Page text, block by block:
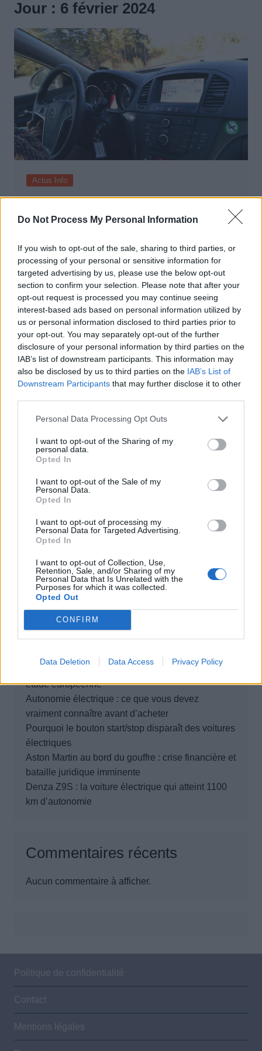
Do Not Process My Personal Information
If you wish to opt-out of the sale, sharing to third parties, or
processing of your personal or sensitive information for
targeted advertising by us, please use the below opt-out
section to confirm your selection. Please note that after your
opt-out request is processed you may continue seeing
interest-based ads based on personal information utilized by
us or personal information disclosed to third parties prior to
your opt-out. You may separately opt-out of the further
disclosure of your personal information by third parties on the
IAB’s list of downstream participants. This information may
also be disclosed by us to third parties on the IAB’s List of
Downstream Participants that may further disclose it to other
Personal Data Processing Opt Outs
I want to opt-out of the Sharing of my
personal data.
Opted In
I want to opt-out of the Sale of my
Personal Data.
Opted In
I want to opt-out of processing my
Personal Data for Targeted Advertising.
Opted In
I want to opt-out of Collection, Use,
Retention, Sale, and/or Sharing of my
Personal Data that Is Unrelated with the
Purposes for which it was collected.
Opted Out
CONFIRM
Data Deletion Data Access Privacy Policy
Jour : 6 février 2024
Actus Info
: Ce que personne ne vous dit !
Actus Info
Le fléau des distractions au volant
Auto Pour Vous
Rechercher
Articles récents
étude européenne
Autonomie électrique : ce que vous devez
vraiment connaître avant d’acheter
Pourquoi le bouton start/stop disparaît des voitures
électriques
Aston Martin au bord du gouffre : crise financière et
bataille juridique imminente
Denza Z9S : la voiture électrique qui atteint 1100
km d’autonomie
Commentaires récents
Aucun commentaire à afficher.
Politique de confidentialité
Contact
Mentions légales